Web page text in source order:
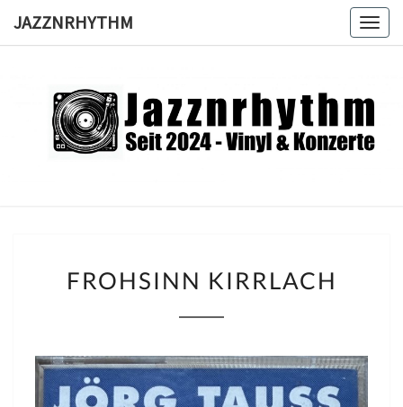
JAZZNRHYTHM
Seit
2024 –
KIRRLACH
FROHSINN KIRRLACH